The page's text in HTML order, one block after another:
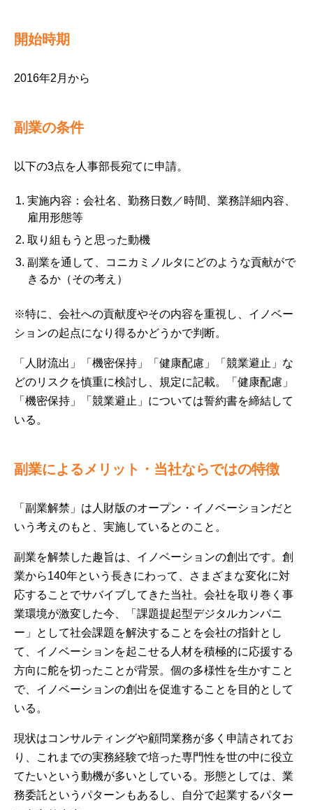
開始時期
2016年2月から
副業の条件
以下の3点を人事部長宛てに申請。
実施内容：会社名、勤務日数／時間、業務詳細内容、
雇用形態等
取り組もうと思った動機
副業を通して、コニカミノルタにどのような貢献がで
きるか（その考え）
※特に、会社への貢献度やその内容を重視し、イノベー
ションの起点になり得るかどうかで判断。
「人財流出」「機密保持」「健康配慮」「競業避止」な
どのリスクを慎重に検討し、規定に記載。「健康配慮」
「機密保持」「競業避止」については誓約書を締結して
いる。
副業によるメリット・当社ならではの特徴
「副業解禁」は人財版のオープン・イノベーションだと
いう考えのもと、実施しているとのこと。
副業を解禁した趣旨は、イノベーションの創出です。創
業から140年という長きにわって、さまざまな変化に対
応することでサバイブしてきた当社。会社を取り巻く事
業環境が激変した今、「課題提起型デジタルカンパニ
ー」として社会課題を解決することを会社の指針とし
て、イノベーションを起こせる人材を積極的に応援する
方向に舵を切ったことが背景。個の多様性を生かすこと
で、イノベーションの創出を促進することを目的として
いる。
現状はコンサルティングや顧問業務が多く申請されてお
り、これまでの実務経験で培った専門性を世の中に役立
てたいという動機が多いとしている。形態としては、業
務委託というパターンもあるし、自分で起業するパター